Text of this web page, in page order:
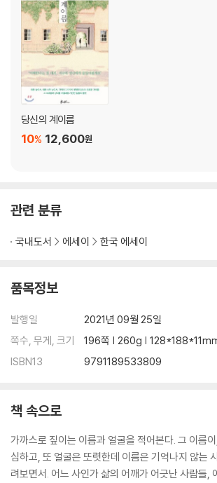
사물의 시선
나와 당신
에필로그
당신의 계이름
12,600원
10%
관련 분류
국내도서 에세이 한국 에세이
품목정보
발행일
2021년 09월 25일
쪽수, 무게, 크기
196쪽 | 260g |
ISBN13
9791189533809
책 속으로
가까스로 짚이는 이름과 얼굴을 적어본다. 그 이름
심하고, 또 얼굴은 또렷한데 이름은 기억나지 않는
려보면서. 어느 사인가 삶의 어깨가 어긋난 사람들,